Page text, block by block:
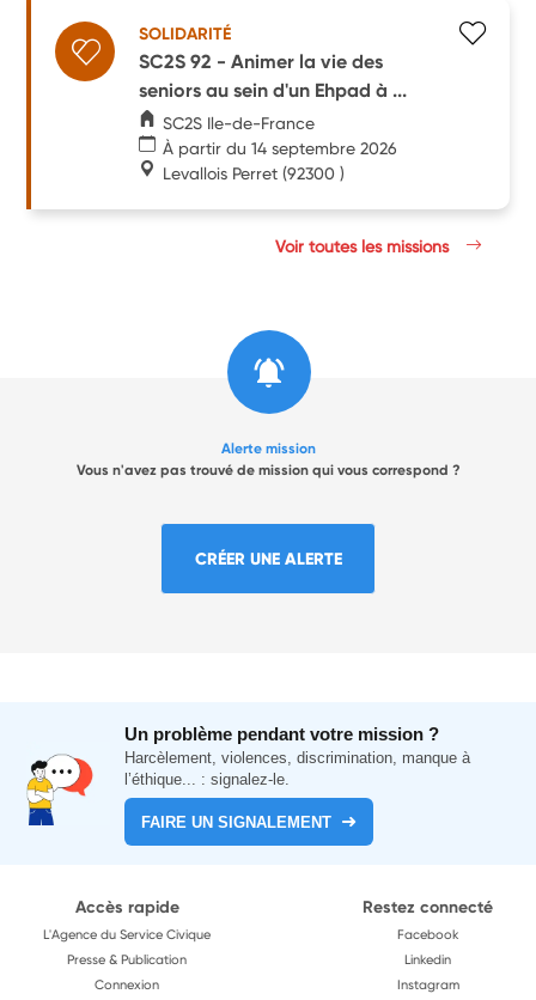
SOLIDARITÉ
SC2S 92 - Animer la vie des
seniors au sein d'un Ehpad à ...
SC2S Ile-de-France
À partir du 14 septembre 2026
Levallois Perret (92300 )
Voir toutes les missions
Alerte mission
Vous n'avez pas trouvé de mission qui vous correspond ?
CRÉER UNE ALERTE
Un problème pendant votre mission ?
Harcèlement, violences, discrimination, manque à
l’éthique... : signalez-le.
FAIRE UN SIGNALEMENT
Accès rapide
L'Agence du Service Civique
Presse & Publication
Connexion
Restez connecté
Facebook
Linkedin
Instagram